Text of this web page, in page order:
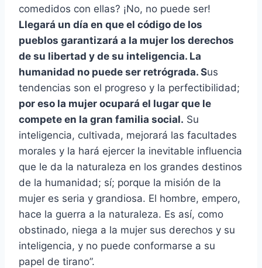
comedidos con ellas? ¡No, no puede ser!
Llegará un día en que el código de los
pueblos garantizará a la mujer los derechos
de su libertad y de su inteligencia. La
humanidad no puede ser retrógrada. Sus
tendencias son el progreso y la perfectibilidad;
por eso la mujer ocupará el lugar que le
compete en la gran familia social. Su
inteligencia, cultivada, mejorará las facultades
morales y la hará ejercer la inevitable influencia
que le da la naturaleza en los grandes destinos
de la humanidad; sí; porque la misión de la
mujer es seria y grandiosa. El hombre, empero,
hace la guerra a la naturaleza. Es así, como
obstinado, niega a la mujer sus derechos y su
inteligencia, y no puede conformarse a su
papel de tirano”.